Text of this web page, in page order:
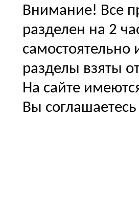
Внимание! Все
разделен на 2
самостоятельно
разделы взяты
На сайте
Вы